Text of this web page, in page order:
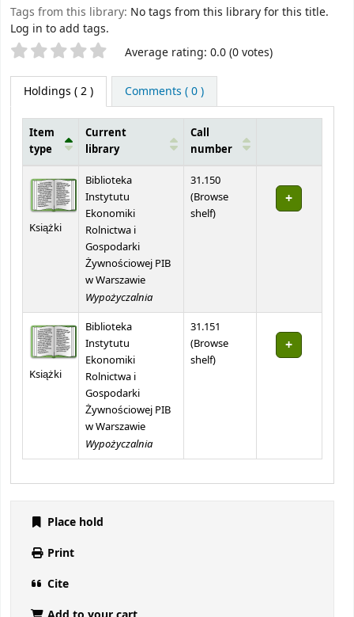
Tags from this library: No tags from this library for this title.
Log in to add tags.
Star ratings Average rating: 0.0 (0 votes)
Holdings ( 2 ) Comments ( 0 )
Item
type
Current
library
Call
number
Książki
Biblioteka
Instytutu
Ekonomiki
Rolnictwa i
Gospodarki
Żywnościowej PIB
w Warszawie
Wypożyczalnia
31.150
(Browse
shelf(Opens below)
)
Książki
Biblioteka
Instytutu
Ekonomiki
Rolnictwa i
Gospodarki
Żywnościowej PIB
w Warszawie
Wypożyczalnia
31.151
(Browse
shelf(Opens below)
)
Place hold
Print
Cite